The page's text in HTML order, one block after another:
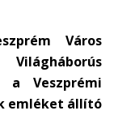
Város
a Veszprémi
emléket állító